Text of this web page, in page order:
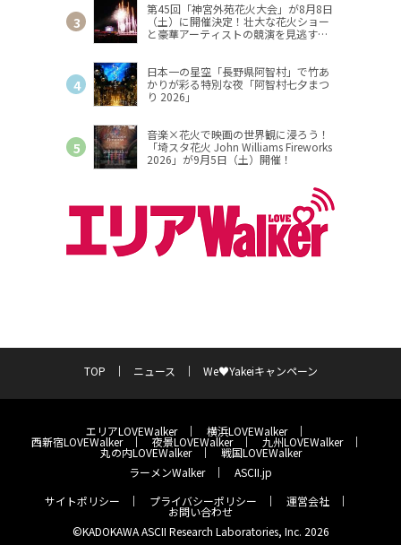
第45回「神宮外苑花火大会」が8月8日
（土）に開催決定！壮大な花火ショー
と豪華アーティストの競演を見逃す
日本一の星空「長野県阿智村」で竹あ
かりが彩る特別な夜「阿智村七夕まつ
り 2026」
音楽×花火で映画の世界観に浸ろう！
「埼スタ花火 John Williams Fireworks
2026」が9月5日（土）開催！
TOP ニュース We♥Yakeiキャンペーン
エリアLOVEWalker 横浜LOVEWalker
西新宿LOVEWalker 夜景LOVEWalker 九州LOVEWalker
丸の内LOVEWalker
戦国LOVEWalker
ラーメンWalker
ASCII.jp
サイトポリシー
プライバシーポリシー 運営会社
お問い合わせ
©KADOKAWA ASCII Research Laboratories, Inc. 2026